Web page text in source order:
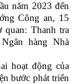
năm 2023 đến
Công an, 15
quan: Thanh tra
hàng Nhà
hoạt động của
bước phát triển